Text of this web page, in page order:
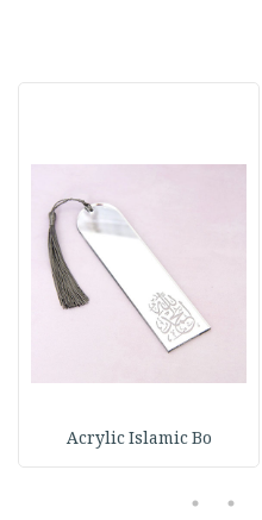
Acrylic Islamic Bo
4
5